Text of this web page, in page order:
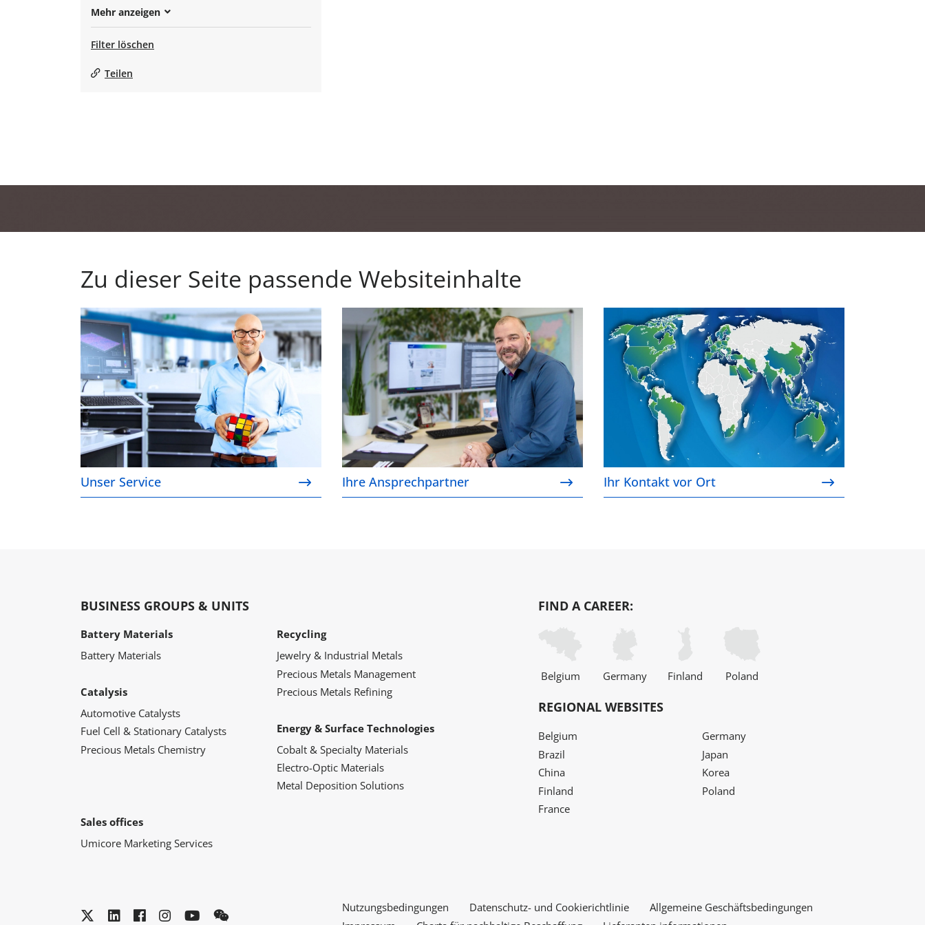
Mehr anzeigen
Filter löschen
Teilen
Zu dieser Seite passende Websiteinhalte
Unser Service
Unser Service
Ihre Ansprechpartner
Ihre Ansprechpartner
Ihr Kontakt vor Ort
Ihr Kontakt vor Ort
BUSINESS GROUPS & UNITS
Battery Materials
Battery Materials
Catalysis
Automotive Catalysts
Fuel Cell & Stationary Catalysts
Precious Metals Chemistry
Recycling
Jewelry & Industrial Metals
Precious Metals Management
Precious Metals Refining
Energy & Surface Technologies
Cobalt & Specialty Materials
Electro-Optic Materials
Metal Deposition Solutions
Sales offices
Umicore Marketing Services
FIND A CAREER:
Belgium Germany Finland Poland
REGIONAL WEBSITES
Belgium
Brazil
China
Finland
France
Germany
Japan
Korea
Poland
Twitter
LinkedInFacebook
Instagram
YouTubeWeChat Nutzungsbedingungen Datenschutz- und Cookierichtlinie
Allgemeine Geschäftsbedingungen